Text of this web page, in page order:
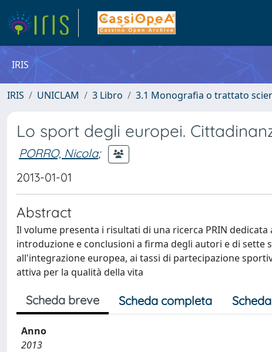
IRIS
IRIS UNICLAM 3 Libro 3.1 Monografia o trattato
Lo sport degli europei.
PORRO, Nicola;
2013-01-01
Abstract
Il volume presenta i risultati di una ricerca PRIN
introduzione e conclusioni a firma degli autori e di sette
all'integrazione europea, ai tassi di partecipazione
attiva per la qualità della vita
Scheda breve Scheda completa
Anno
2013